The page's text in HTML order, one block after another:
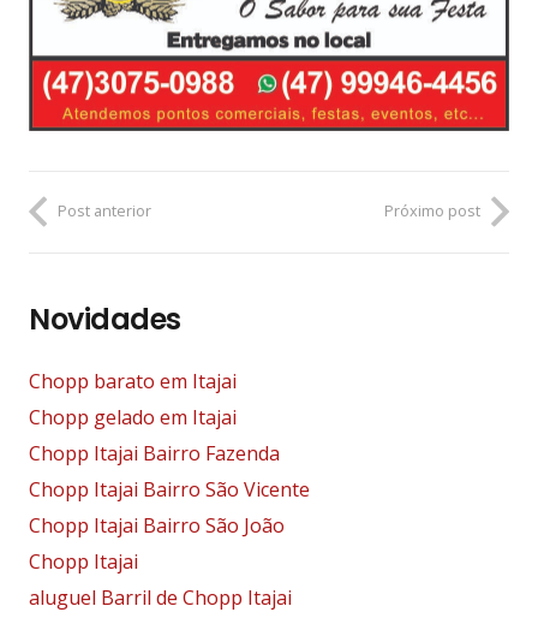
Post anterior Próximo post
Novidades
Chopp barato em Itajai
Chopp gelado em Itajai
Chopp Itajai Bairro Fazenda
Chopp Itajai Bairro São Vicente
Chopp Itajai Bairro São João
Chopp Itajai
aluguel Barril de Chopp Itajai